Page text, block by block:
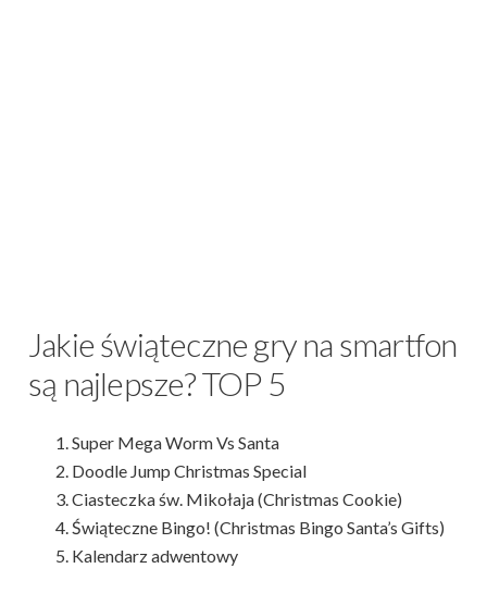
Jakie świąteczne gry na smartfon
są najlepsze? TOP 5
Super Mega Worm Vs Santa
Doodle Jump Christmas Special
Ciasteczka św. Mikołaja (Christmas Cookie)
Świąteczne Bingo! (Christmas Bingo Santa’s Gifts)
Kalendarz adwentowy